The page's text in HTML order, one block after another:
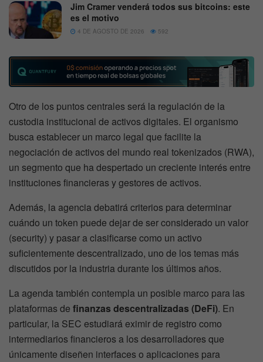
Jim Cramer venderá todos sus bitcoins: este
es el motivo
4 DE AGOSTO DE 2026 592
Otro de los puntos centrales será la regulación de la
custodia institucional de activos digitales. El organismo
busca establecer un marco legal que facilite la
negociación de activos del mundo real tokenizados (RWA),
un segmento que ha despertado un creciente interés entre
instituciones financieras y gestores de activos.
Además, la agencia debatirá criterios para determinar
cuándo un token puede dejar de ser considerado un valor
(security) y pasar a clasificarse como un activo
suficientemente descentralizado, uno de los temas más
discutidos por la industria durante los últimos años.
La agenda también contempla un posible marco para las
plataformas de finanzas descentralizadas (DeFi). En
particular, la SEC estudiará eximir de registro como
intermediarios financieros a los desarrolladores que
únicamente diseñen interfaces o aplicaciones para